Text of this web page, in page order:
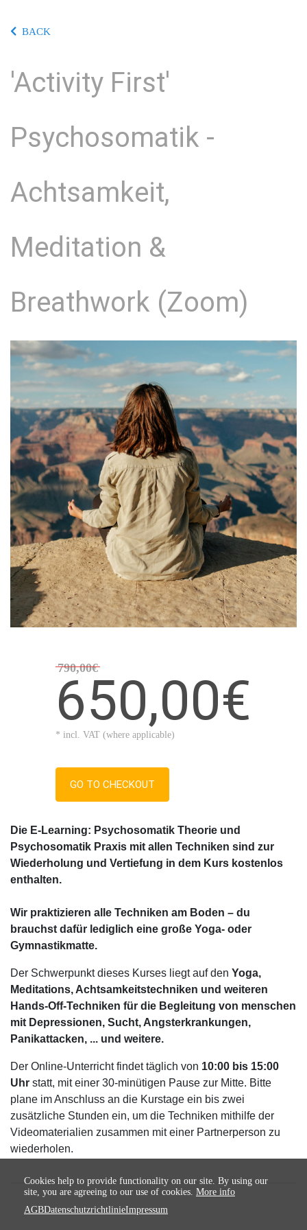
BACK
'Activity First'
Psychosomatik -
Achtsamkeit,
Meditation &
Breathwork (Zoom)
790,00€
650,00€
* incl. VAT (where applicable)
GO TO CHECKOUT
Die E-Learning: Psychosomatik Theorie und
Psychosomatik Praxis mit allen Techniken sind zur
Wiederholung und Vertiefung in dem Kurs kostenlos
enthalten.
Wir praktizieren alle Techniken am Boden – du
brauchst dafür lediglich eine große Yoga- oder
Gymnastikmatte.
Der Schwerpunkt dieses Kurses liegt auf den Yoga,
Meditations, Achtsamkeitstechniken und weiteren
Hands-Off-Techniken für die Begleitung von menschen
mit Depressionen, Sucht, Angsterkrankungen,
Panikattacken, ... und weitere.
Der Online-Unterricht findet täglich von 10:00 bis 15:00
Uhr statt, mit einer 30-minütigen Pause zur Mitte. Bitte
plane im Anschluss an die Kurstage ein bis zwei
zusätzliche Stunden ein, um die Techniken mithilfe der
Videomaterialien zusammen mit einer Partnerperson zu
wiederholen.
Cookies help to provide functionality on our site. By using our
site, you are agreeing to our use of cookies. More info
AGBDatenschutzrichtlinieImpressum